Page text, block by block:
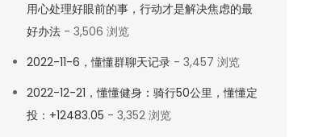
用心处理好眼前的事，行动才是解决焦虑的最
好办法- 3,506 浏览
2022-11-6，懂懂群聊天记录- 3,457 浏览
2022-12-21，懂懂健身：骑行50公里，懂懂定
投：+12483.05 - 3,352 浏览